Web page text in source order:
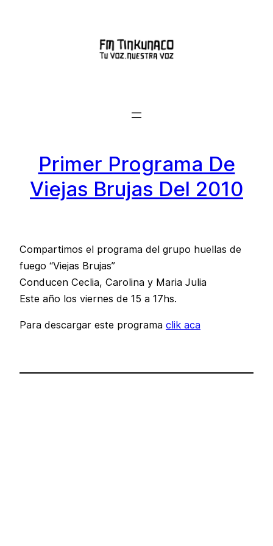
Primer Programa De
Viejas Brujas Del 2010
Compartimos el programa del grupo huellas de
fuego “Viejas Brujas”
Conducen Ceclia, Carolina y Maria Julia
Este año los viernes de 15 a 17hs.
Para descargar este programa clik aca